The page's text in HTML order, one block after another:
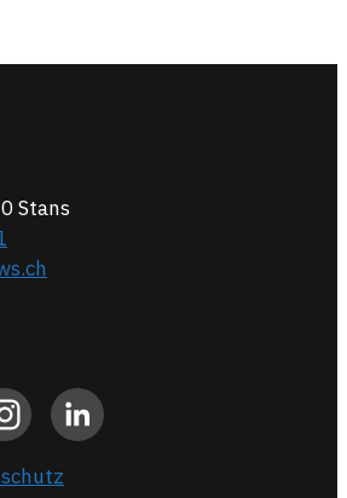
Stans